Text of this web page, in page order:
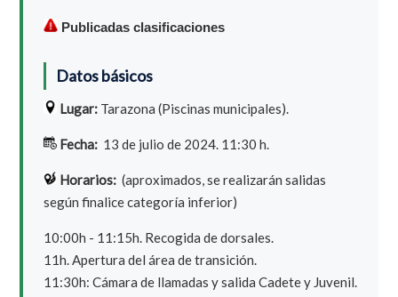
Publicadas clasificaciones
Datos básicos
Lugar:Tarazona (Piscinas municipales).
Fecha:13 de julio de 2024. 11:30 h.
Horarios: (aproximados, se realizarán salidas
según finalice categoría inferior)
10:00h - 11:15h. Recogida de dorsales.
11h. Apertura del área de transición.
11:30h: Cámara de llamadas y salida Cadete y Juvenil.